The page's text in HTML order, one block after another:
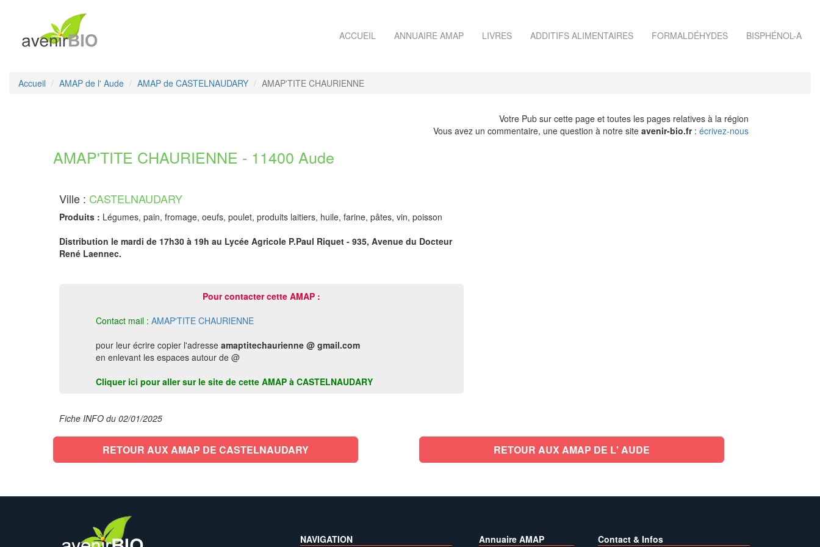
ACCUEIL ANNUAIRE AMAP LIVRES ADDITIFS ALIMENTAIRES FORMALDÉHYDES BISPHÉNOL-A
Accueil AMAP de l' Aude AMAP de CASTELNAUDARY AMAP'TITE CHAURIENNE
Votre Pub sur cette page et toutes les pages relatives à la région
Vous avez un commentaire, une question à notre site avenir-bio.fr: écrivez-nous
AMAP'TITE CHAURIENNE - 11400 Aude
Ville : CASTELNAUDARY
Produits : Légumes, pain, fromage, oeufs, poulet, produits laitiers, huile, farine, pâtes, vin, poisson
Distribution le mardi de 17h30 à 19h au Lycée Agricole P.Paul Riquet - 935, Avenue du Docteur
René Laennec.
Pour contacter cette AMAP :
Contact mail : AMAP'TITE CHAURIENNE
pour leur écrire copier l'adresse amaptitechaurienne @ gmail.com
en enlevant les espaces autour de @
Cliquer ici pour aller sur le site de cette AMAP à CASTELNAUDARY
Fiche INFO du 02/01/2025
RETOUR AUX AMAP DE CASTELNAUDARY RETOUR AUX AMAP DE L' AUDE
NAVIGATION Annuaire AMAP Contact & Infos